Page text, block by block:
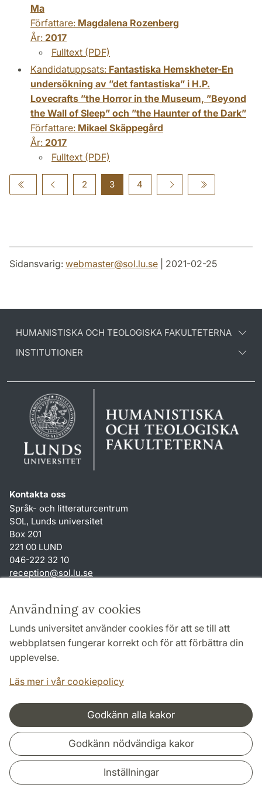
Användning av cookies
Lunds universitet använder cookies för att se till att
webbplatsen fungerar korrekt och för att förbättra din
upplevelse.
Läs mer i vår cookiepolicy
Godkänn alla kakor
Godkänn nödvändiga kakor
Inställningar
Ma
Författare: Magdalena Rozenberg
År: 2017
Fulltext (PDF)
Kandidatuppsats: Fantastiska Hemskheter-En
undersökning av ”det fantastiska” i H.P.
Lovecrafts ”the Horror in the Museum, ”Beyond
the Wall of Sleep” och ”the Haunter of the Dark”
Författare: Mikael Skäppegård
År: 2017
Fulltext (PDF)
2 3 4
Sidansvarig: webmaster@sol.lu.se | 2021-02-25
HUMANISTISKA OCH TEOLOGISKA FAKULTETERNA
INSTITUTIONER
Kontakta oss
Språk- och litteraturcentrum
SOL, Lunds universitet
Box 201
221 00 LUND
046-222 32 10
reception@sol.lu.se
Genvägar
Om webbplatsen och cookies
Behandling av personuppgifter
Tillgänglighetsredogörelse
Samarbeten och nätverk